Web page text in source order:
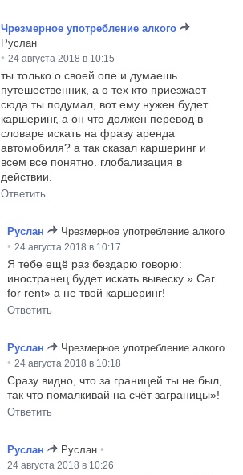
Чрезмерное употребление алкого
Руслан
• 24 августа 2018 в 10:15
ты только о своей опе и думаешь
путешественник, а о тех кто приезжает
сюда ты подумал, вот ему нужен будет
каршеринг, а он что должен перевод в
словаре искать на фразу аренда
автомобиля? а так сказал каршеринг и
всем все понятно. глобализация в
действии.
Ответить
Руслан Чрезмерное употребление алкого
• 24 августа 2018 в 10:17
Я тебе ещё раз бездарю говорю:
иностранец будет искать вывеску » Car
for rent» а не твой каршеринг!
Ответить
Руслан Чрезмерное употребление алкого
• 24 августа 2018 в 10:18
Сразу видно, что за границей ты не был,
так что помалкивай на счёт заграницы»!
Ответить
Руслан Руслан •
24 августа 2018 в 10:26